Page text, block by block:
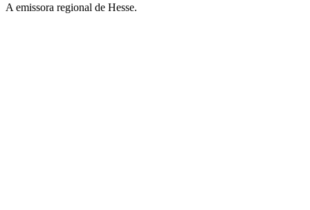
A emissora regional de Hesse.